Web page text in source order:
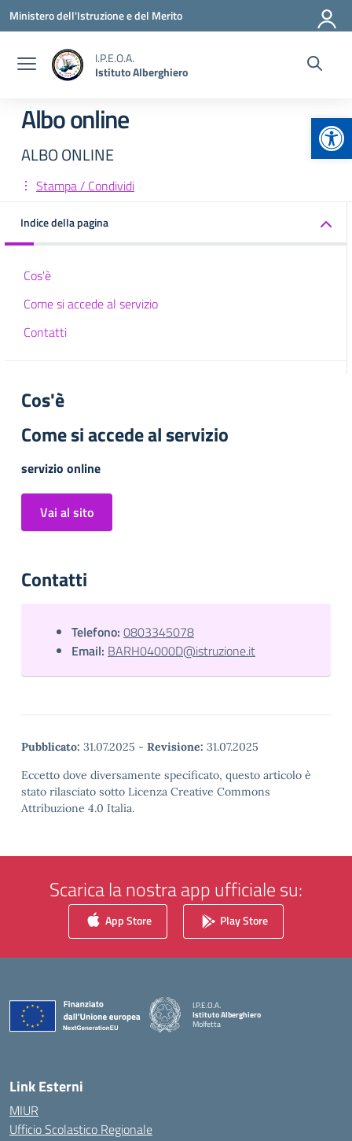
Vai ai contenuti
Vai al menu di navigazione
Vai al footer
Ministero dell'Istruzione e del Merito
I.P.E.O.A.
Istituto Alberghiero
Albo online
ALBO ONLINE
Stampa / Condividi
Indice della pagina
Cos'è
Come si accede al servizio
Contatti
Cos'è
Come si accede al servizio
servizio online
Vai al sito
Contatti
Telefono: 0803345078
Email: BARH04000D@istruzione.it
Pubblicato: 31.07.2025 - Revisione: 31.07.2025
Eccetto dove diversamente specificato, questo articolo è
stato rilasciato sotto Licenza Creative Commons
Attribuzione 4.0 Italia.
Scarica la nostra app ufficiale su:
App Store Play Store
I.P.E.O.A.
Istituto Alberghiero
Molfetta
Link Esterni
MIUR
Ufficio Scolastico Regionale